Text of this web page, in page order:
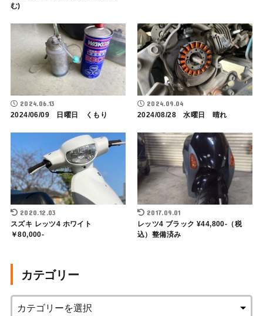
む)
2024.06.13
2024/06/09 日曜日 くもり
2024.09.04
2024/08/28 水曜日 晴れ
2020.12.03
スズキ レッツ4 ホワイト
￥80,000-
2017.09.01
レッツ4 ブラック ¥44,800-（税
込）整備済み
カテゴリー